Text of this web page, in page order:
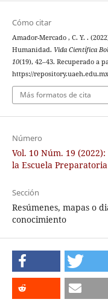
Cómo citar
Amador-Mercado , C. Y. .
Humanidad. Vida Científica
10(19), 42–43. Recuperado a
https://
Más formatos de cita
Número
Vol. 10 Núm. 19
la Escuela
Sección
Resúmenes, mapas o
conocimiento